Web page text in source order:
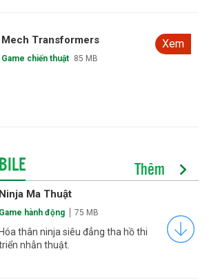
Mech Transformers
Game chiến thuật 85 MB
Xem
Thêm
Ninja Ma Thuật
Game hành động 75 MB
Hóa thân ninja siêu đẳng tha hồ thi
nhẫn thuật.